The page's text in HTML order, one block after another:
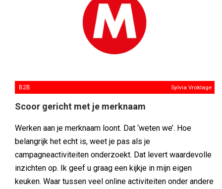
B2B Sylvia Vroklage
Scoor gericht met je merknaam
Werken aan je merknaam loont. Dat ‘weten we’. Hoe
belangrijk het echt is, weet je pas als je
campagneactiviteiten onderzoekt. Dat levert waardevolle
inzichten op. Ik geef u graag een kijkje in mijn eigen
keuken. Waar tussen veel online activiteiten onder andere